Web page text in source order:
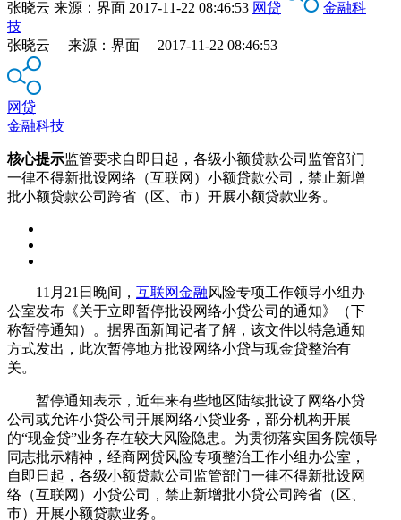
张晓云 来源： 界面 2017-11-22 08:46:53 网贷
金融科
技
张晓云 来源：界面 2017-11-22 08:46:53
网贷
金融科技
核心提示监管要求自即日起，各级小额贷款公司监管部门
一律不得新批设网络（互联网）小额贷款公司，禁止新增
批小额贷款公司跨省（区、市）开展小额贷款业务。
11月21日晚间， 互联网金融风险专项工作领导小组办
公室发布《关于立即暂停批设网络小贷公司的通知》（下
称暂停通知）。据界面新闻记者了解，该文件以特急通知
方式发出，此次暂停地方批设网络小贷与现金贷整治有
关。
暂停通知表示，近年来有些地区陆续批设了网络小贷
公司或允许小贷公司开展网络小贷业务，部分机构开展
的“现金贷”业务存在较大风险隐患。为贯彻落实国务院领导
同志批示精神，经商网贷风险专项整治工作小组办公室，
自即日起，各级小额贷款公司监管部门一律不得新批设网
络（互联网）小贷公司，禁止新增批小贷公司跨省（区、
市）开展小额贷款业务。